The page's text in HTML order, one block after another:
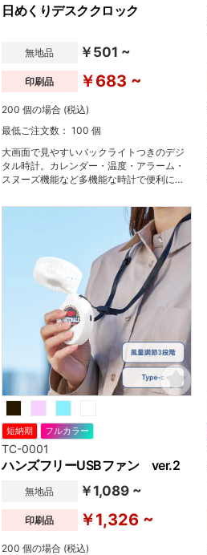
日めくりデスククロック
無地品 ￥501 ~
印刷品 ￥683 ~
200 個の場合 (税込)
最低ご注文数： 100 個
大画面で見やすいバックライトつきのデジ
タル時計。カレンダー・温度・アラーム・
スヌーズ機能など多機能な時計で便利にご
短納期 フルカラー
TC-0001
ハンズフリーUSBファン ver.2
無地品 ￥1,089 ~
印刷品 ￥1,326 ~
200 個の場合 (税込)